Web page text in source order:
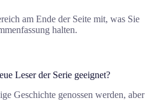
am Ende der Seite mit, was Sie
halten.
Leser der Serie geeignet?
Geschichte genossen werden, aber